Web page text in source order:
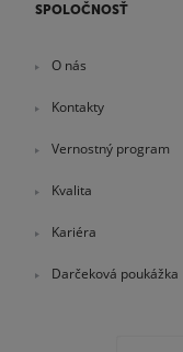
SPOLOČNOSŤ
O nás
Kontakty
Vernostný program
Kvalita
Kariéra
Darčeková poukážka